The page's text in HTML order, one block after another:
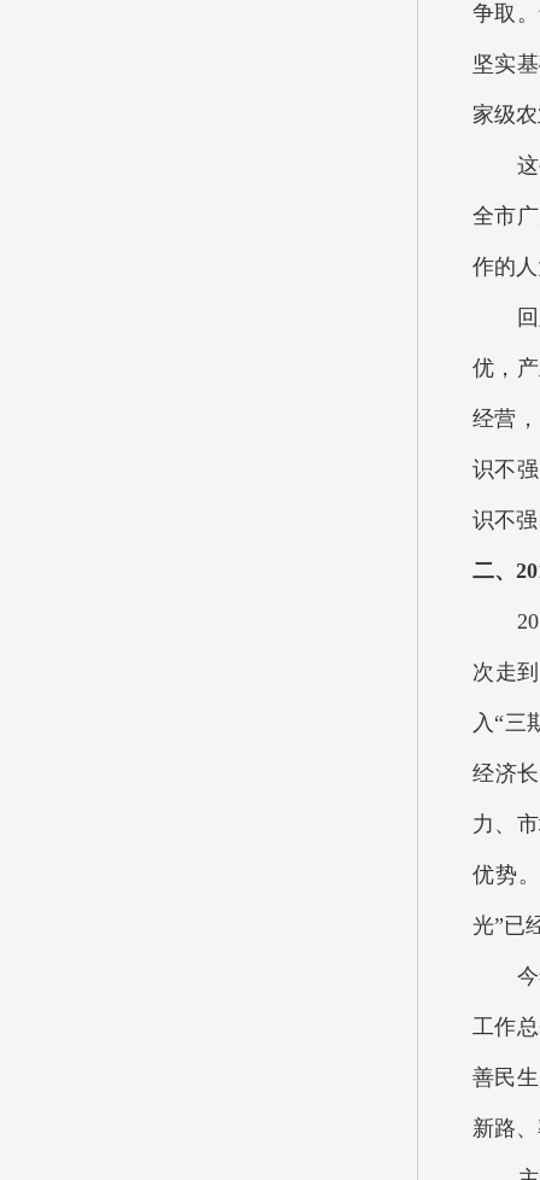
争取
坚实
家级
这些
全市
作的
回顾
优，
经营
识不
识不
二、
2014
次走
入“三
经济
力、
优势
光”已
今年
工作
善民
新路